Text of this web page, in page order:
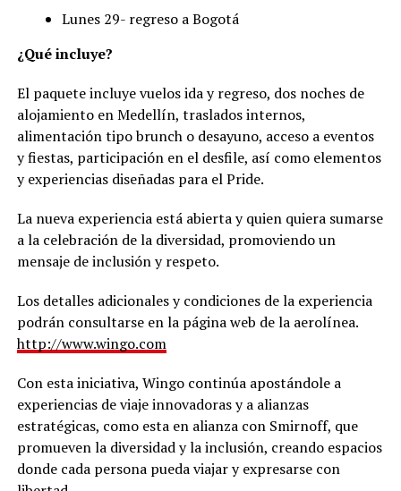
Lunes 29- regreso a Bogotá
¿Qué incluye?
El paquete incluye vuelos ida y regreso, dos noches de
alojamiento en Medellín, traslados internos,
alimentación tipo brunch o desayuno, acceso a eventos
y fiestas, participación en el desfile, así como elementos
y experiencias diseñadas para el Pride.
La nueva experiencia está abierta y quien quiera sumarse
a la celebración de la diversidad, promoviendo un
mensaje de inclusión y respeto.
Los detalles adicionales y condiciones de la experiencia
podrán consultarse en la página web de la aerolínea.
http://www.wingo.com
Con esta iniciativa, Wingo continúa apostándole a
experiencias de viaje innovadoras y a alianzas
estratégicas, como esta en alianza con Smirnoff, que
promueven la diversidad y la inclusión, creando espacios
donde cada persona pueda viajar y expresarse con